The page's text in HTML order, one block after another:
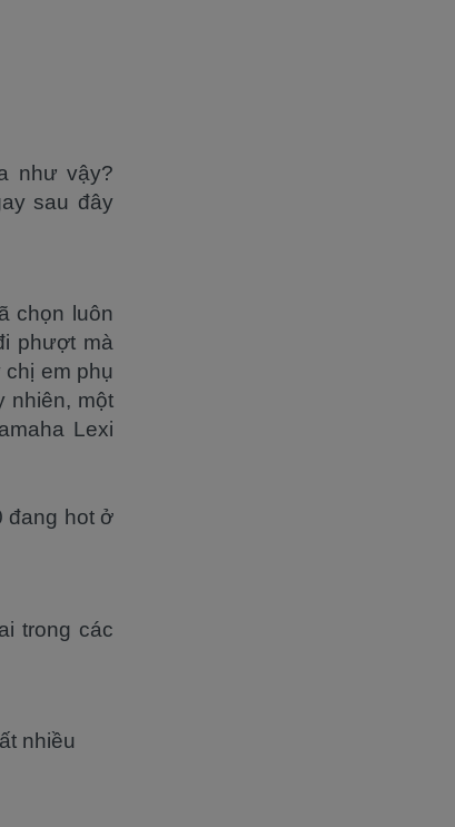
như vậy?
sau đây
chọn luôn
phượt mà
em phụ
nhiên, một
Lexi
đang hot ở
trong các
nhiều